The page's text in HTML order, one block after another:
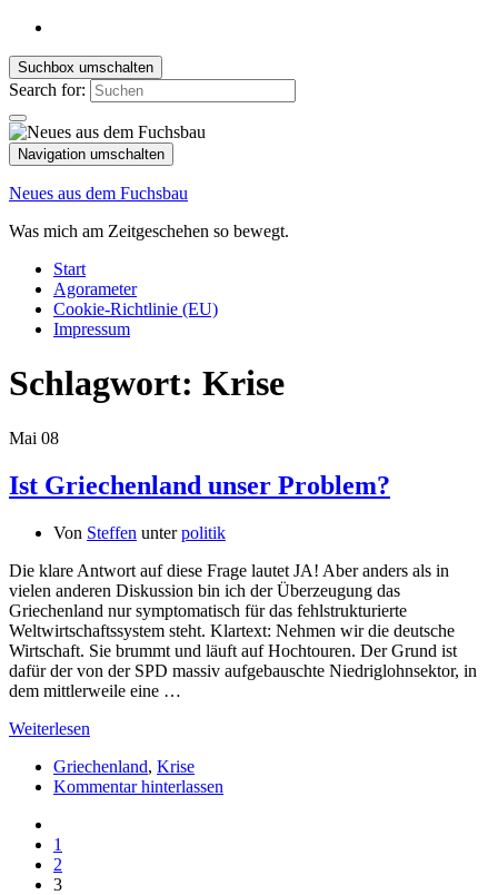
Suchbox umschalten
Search for:
Navigation umschalten
Neues aus dem Fuchsbau
Was mich am Zeitgeschehen so bewegt.
Start
Agorameter
Cookie-Richtlinie (EU)
Impressum
Schlagwort: Krise
Mai 08
Ist Griechenland unser Problem?
Von Steffen unterpolitik
Die klare Antwort auf diese Frage lautet JA! Aber anders als in
vielen anderen Diskussion bin ich der Überzeugung das
Griechenland nur symptomatisch für das fehlstrukturierte
Weltwirtschaftssystem steht. Klartext: Nehmen wir die deutsche
Wirtschaft. Sie brummt und läuft auf Hochtouren. Der Grund ist
dafür der von der SPD massiv aufgebauschte Niedriglohnsektor, in
dem mittlerweile eine …
Weiterlesen
Griechenland, Krise
Kommentar hinterlassen
1
2
3